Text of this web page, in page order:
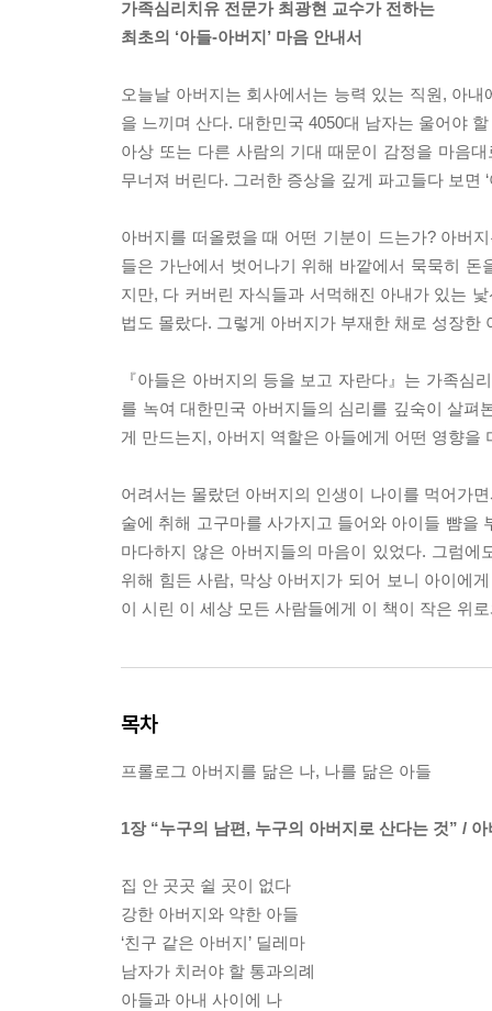
가족심리치유 전문가 최광현 교수가 전하는
최초의 ‘아들-아버지’ 마음 안내서
오늘날 아버지는 회사에서는 능력 있는 직원, 아
을 느끼며 산다. 대한민국 4050대 남자는 울어야
아상 또는 다른 사람의 기대 때문이 감정을 마음
무너져 버린다. 그러한 증상을 깊게 파고들다 보면 ‘
아버지를 떠올렸을 때 어떤 기분이 드는가? 아버
들은 가난에서 벗어나기 위해 바깥에서 묵묵히
지만, 다 커버린 자식들과 서먹해진 아내가 있는
법도 몰랐다. 그렇게 아버지가 부재한 채로 성장
『아들은 아버지의 등을 보고 자란다』는 가족심
를 녹여 대한민국 아버지들의 심리를 깊숙이 살
게 만드는지, 아버지 역할은 아들에게 어떤 영향
어려서는 몰랐던 아버지의 인생이 나이를 먹어가
술에 취해 고구마를 사가지고 들어와 아이들 뺨을
마다하지 않은 아버지들의 마음이 있었다. 그럼
위해 힘든 사람, 막상 아버지가 되어 보니 아이에
이 시린 이 세상 모든 사람들에게 이 책이 작은 위
목차
프롤로그 아버지를 닮은 나, 나를 닮은 아들
1장 “누구의 남편, 누구의 아버지로 산다는 것” /
집 안 곳곳 쉴 곳이 없다
강한 아버지와 약한 아들
‘친구 같은 아버지’ 딜레마
남자가 치러야 할 통과의례
아들과 아내 사이에 나